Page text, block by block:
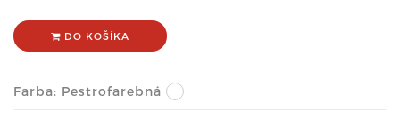
DO KOŠÍKA
Farba: Pestrofarebná